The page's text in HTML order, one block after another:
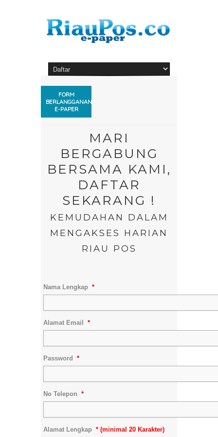
FORM
BERLANGGANAN
E-PAPER
MARI
BERGABUNG
BERSAMA KAMI,
DAFTAR
SEKARANG !
KEMUDAHAN DALAM
MENGAKSES HARIAN
RIAU POS
Nama Lengkap *
Alamat Email *
Password *
No Telepon *
Alamat Lengkap * (minimal 20 Karakter)
Verifikasi Akun Sekarang!